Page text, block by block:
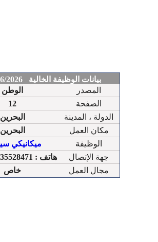
بيانات الوظيفة الخالية 03/06/2026
الوطن
المصدر
12
الصفحة
البحرين
الدولة ، المدينة
البحرين
مكان العمل
ميكانيكي
الوظيفة
هاتف : 35528471 - البحرين
جهة الإتصال
خاص
مجال العمل